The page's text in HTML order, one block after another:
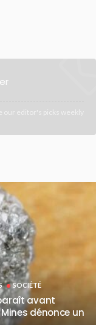
our editor's picks weekly
SOCIÉTÉ
avant
dénonce un